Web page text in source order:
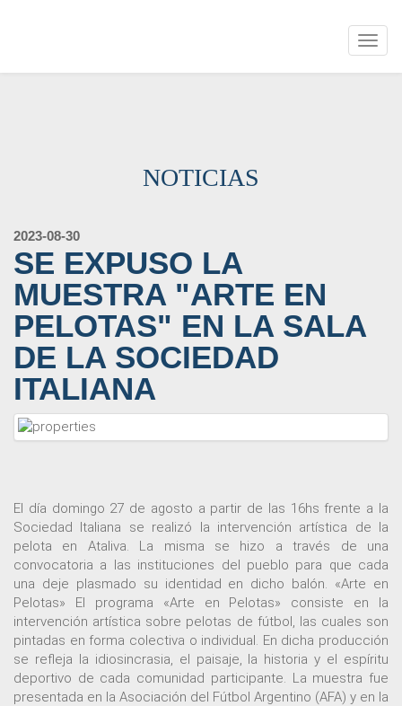
NOTICIAS
2023-08-30
SE EXPUSO LA
MUESTRA "ARTE EN
PELOTAS" EN LA SALA
DE LA SOCIEDAD
ITALIANA
El día domingo 27 de agosto a partir de las 16hs frente a la
Sociedad Italiana se realizó la intervención artística de la
pelota en Ataliva. La misma se hizo a través de una
convocatoria a las instituciones del pueblo para que cada
una deje plasmado su identidad en dicho balón. «Arte en
Pelotas» El programa «Arte en Pelotas» consiste en la
intervención artística sobre pelotas de fútbol, las cuales son
pintadas en forma colectiva o individual. En dicha producción
se refleja la idiosincrasia, el paisaje, la historia y el espíritu
deportivo de cada comunidad participante. La muestra fue
presentada en la Asociación del Fútbol Argentino (AFA) y en la